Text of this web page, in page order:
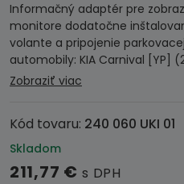
Informačný adaptér pre
monitore dodatočne
volante a pripojenie
automobily: KIA Carnival [YP]
Zobraziť viac
Kód tovaru: 240 060 UKI 01
Skladom
211,77 € s DPH